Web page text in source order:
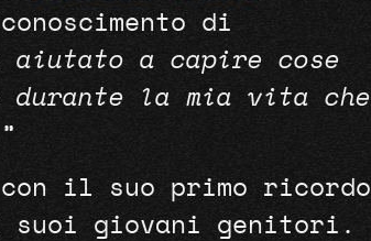
di
aiutato a capire cose
durante la mia vita che
”
il suo primo ricordo
giovani genitori.